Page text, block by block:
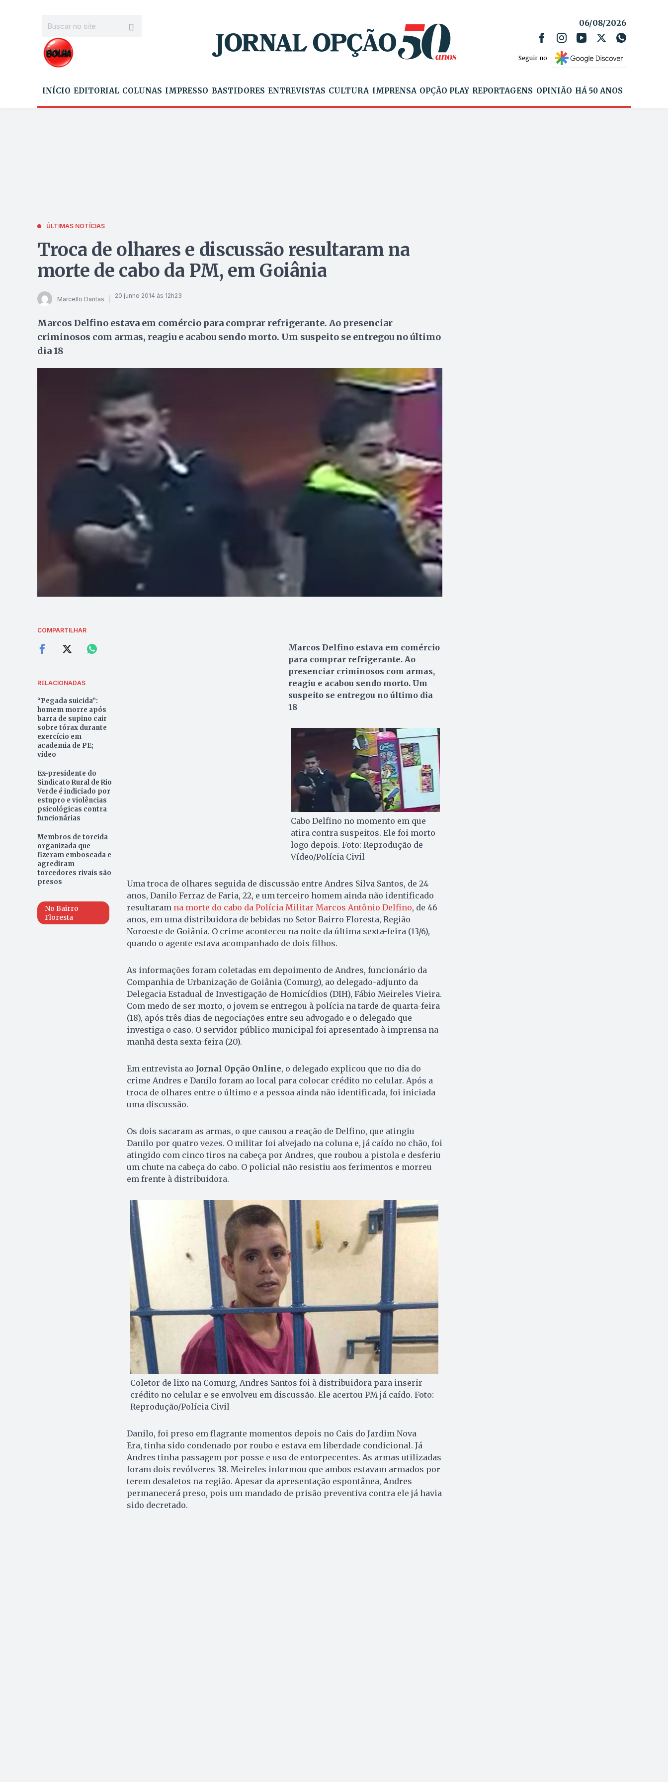
06/08/2026
Seguir no
INÍCIO EDITORIAL COLUNAS IMPRESSO BASTIDORES ENTREVISTAS CULTURA IMPRENSA OPÇÃO PLAY REPORTAGENS OPINIÃO HÁ 50 ANOS
ÚLTIMAS NOTÍCIAS
Troca de olhares e discussão resultaram na
morte de cabo da PM, em Goiânia
Marcello Dantas 20 junho 2014 às 12h23
Marcos Delfino estava em comércio para comprar refrigerante. Ao presenciar
criminosos com armas, reagiu e acabou sendo morto. Um suspeito se entregou no último
dia 18
COMPARTILHAR
RELACIONADAS
“Pegada suicida”:
homem morre após
barra de supino cair
sobre tórax durante
exercício em
academia de PE;
vídeo
Ex-presidente do
Sindicato Rural de Rio
Verde é indiciado por
estupro e violências
psicológicas contra
funcionárias
Membros de torcida
organizada que
fizeram emboscada e
agrediram
torcedores rivais são
presos
No Bairro
Floresta
Marcos Delfino estava em comércio
para comprar refrigerante. Ao
presenciar criminosos com armas,
reagiu e acabou sendo morto. Um
suspeito se entregou no último dia
18
Cabo Delfino no momento em que
atira contra suspeitos. Ele foi morto
logo depois. Foto: Reprodução de
Vídeo/Polícia Civil
Uma troca de olhares seguida de discussão entre Andres Silva Santos, de 24
anos, Danilo Ferraz de Faria, 22, e um terceiro homem ainda não identificado
resultaram na morte do cabo da Polícia Militar Marcos Antônio Delfino, de 46
anos, em uma distribuidora de bebidas no Setor Bairro Floresta, Região
Noroeste de Goiânia. O crime aconteceu na noite da última sexta-feira (13/6),
quando o agente estava acompanhado de dois filhos.
As informações foram coletadas em depoimento de Andres, funcionário da
Companhia de Urbanização de Goiânia (Comurg), ao delegado-adjunto da
Delegacia Estadual de Investigação de Homicídios (DIH), Fábio Meireles Vieira.
Com medo de ser morto, o jovem se entregou à polícia na tarde de quarta-feira
(18), após três dias de negociações entre seu advogado e o delegado que
investiga o caso. O servidor público municipal foi apresentado à imprensa na
manhã desta sexta-feira (20).
Em entrevista ao Jornal Opção Online, o delegado explicou que no dia do
crime Andres e Danilo foram ao local para colocar crédito no celular. Após a
troca de olhares entre o último e a pessoa ainda não identificada, foi iniciada
uma discussão.
Os dois sacaram as armas, o que causou a reação de Delfino, que atingiu
Danilo por quatro vezes. O militar foi alvejado na coluna e, já caído no chão, foi
atingido com cinco tiros na cabeça por Andres, que roubou a pistola e desferiu
um chute na cabeça do cabo. O policial não resistiu aos ferimentos e morreu
em frente à distribuidora.
Coletor de lixo na Comurg, Andres Santos foi à distribuidora para inserir
crédito no celular e se envolveu em discussão. Ele acertou PM já caído. Foto:
Reprodução/Polícia Civil
Danilo, foi preso em flagrante momentos depois no Cais do Jardim Nova
Era, tinha sido condenado por roubo e estava em liberdade condicional. Já
Andres tinha passagem por posse e uso de entorpecentes. As armas utilizadas
foram dois revólveres 38. Meireles informou que ambos estavam armados por
terem desafetos na região. Apesar da apresentação espontânea, Andres
permanecerá preso, pois um mandado de prisão preventiva contra ele já havia
sido decretado.